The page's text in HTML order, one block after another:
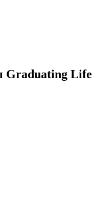
Graduating Life